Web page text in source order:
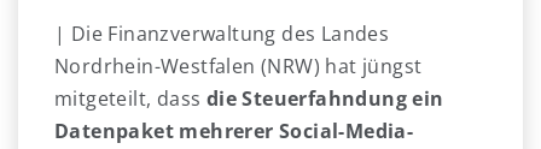
| Die Finanzverwaltung des Landes
Nordrhein-Westfalen (NRW) hat jüngst
mitgeteilt, dass die Steuerfahndung ein
Datenpaket mehrerer Social-Media-